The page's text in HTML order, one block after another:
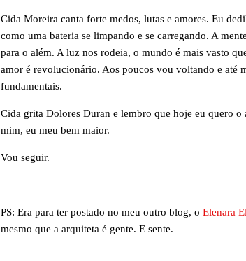
Cida Moreira canta forte medos, lutas e amores. Eu
como uma bateria se limpando e se carregando. A
para o além. A luz nos rodeia, o mundo é mais vasto
amor é revolucionário. Aos poucos vou voltando e até
fundamentais.
Cida grita Dolores Duran e lembro que hoje eu quero o
mim, eu meu bem maior.
Vou seguir.
PS: Era para ter postado no meu outro blog, o Elenara
mesmo que a arquiteta é gente. E sente.